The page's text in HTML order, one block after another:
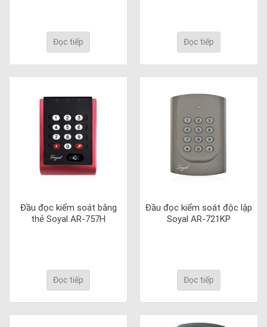
Đọc tiếp Đọc tiếp
Đầu đọc kiểm soát bằng
thẻ Soyal AR-757H
Đọc tiếp
Đầu đọc kiểm soát độc lập
Soyal AR-721KP
Đọc tiếp